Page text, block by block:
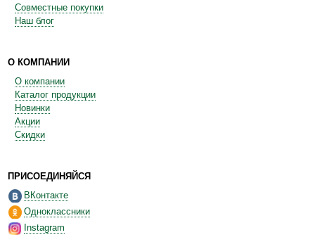
Совместные покупки
Наш блог
О КОМПАНИИ
О компании
Каталог продукции
Новинки
Акции
Скидки
ПРИСОЕДИНЯЙСЯ
ВКонтакте
Одноклассники
Instagram